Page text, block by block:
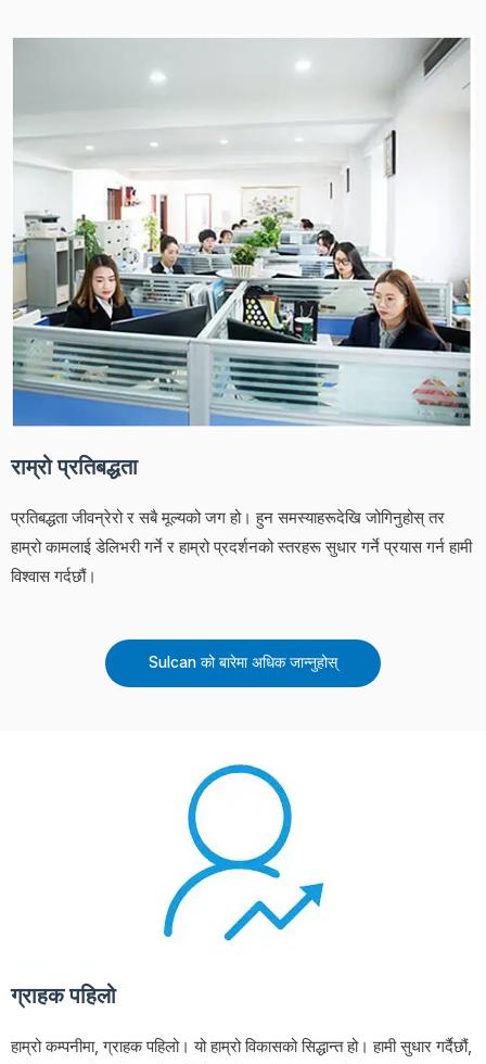
राम्रो प्रतिबद्धता
प्रतिबद्धता जीवन्रेरो र सबै मूल्यको जग हो। हुन समस्याहरूदेखि जोगिनुहोस् तर
हाम्रो कामलाई डेलिभरी गर्ने र हाम्रो प्रदर्शनको स्तरहरू सुधार गर्ने प्रयास गर्न हामी
विश्वास गर्दछौं।
Sulcan को बारेमा अधिक जान्नुहोस्
ग्राहक पहिलो
हाम्रो कम्पनीमा, ग्राहक पहिलो। यो हाम्रो विकासको सिद्धान्त हो। हामी सुधार गर्दैछौं,